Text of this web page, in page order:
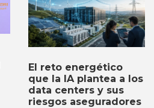
El reto energético
que la IA plantea a los
data centers y sus
riesgos aseguradores